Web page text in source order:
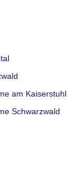
am Kaiserstuhl
Schwarzwald